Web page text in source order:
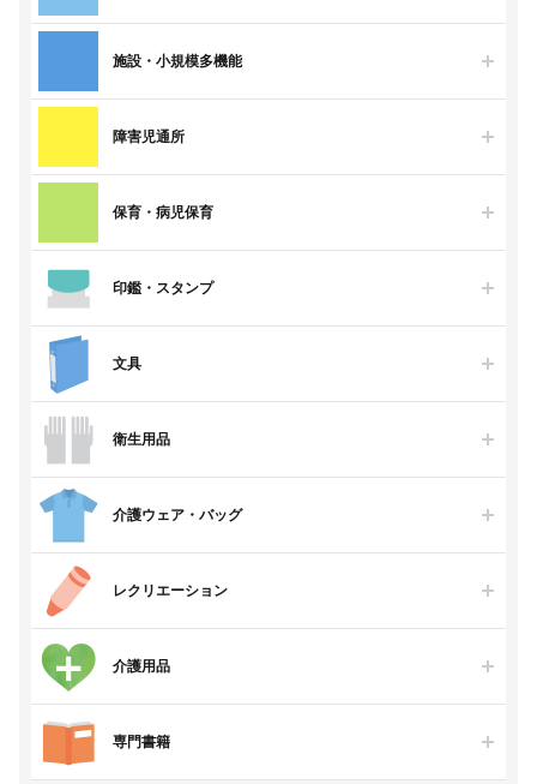
施設・小規模多機能
障害児通所
保育・病児保育
印鑑・スタンプ
文具
衛生用品
介護ウェア・バッグ
レクリエーション
介護用品
専門書籍